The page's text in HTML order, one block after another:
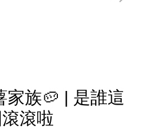
家族🥔 | 是誰這
滾啦